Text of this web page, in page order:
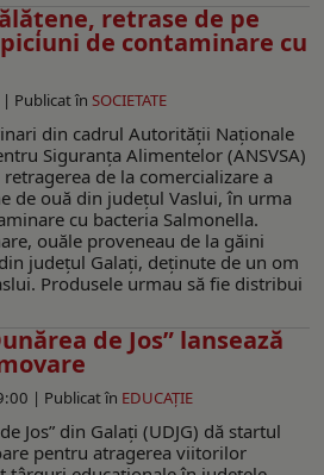
retrase de pe
de contaminare cu
Publicat în SOCIETATE
din cadrul Autorității Naționale
Siguranța Alimentelor (ANSVSA)
de la comercializare a
de ouă din județul Vaslui, în urma
cu bacteria Salmonella.
ouăle proveneau de la găini
județul Galați, deținute de un om
Produsele urmau să fie distribui
de Jos” lansează
| Publicat în EDUCAŢIE
Jos” din Galați (UDJG) dă startul
pentru atragerea viitorilor